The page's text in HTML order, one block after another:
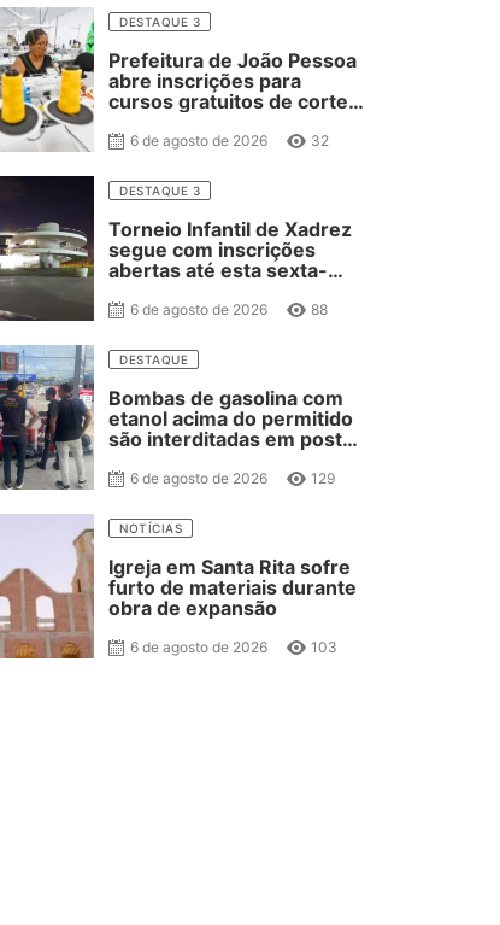
DESTAQUE 3
Prefeitura de João Pessoa
abre inscrições para
cursos gratuitos de corte
salgateria
6 de agosto de 2026 32
DESTAQUE 3
Torneio Infantil de Xadrez
segue com inscrições
abertas até esta sexta-
6 de agosto de 2026 88
DESTAQUE
Bombas de gasolina com
etanol acima do permitido
são interditadas em posto
6 de agosto de 2026 129
NOTÍCIAS
Igreja em Santa Rita sofre
furto de materiais durante
obra de expansão
6 de agosto de 2026 103